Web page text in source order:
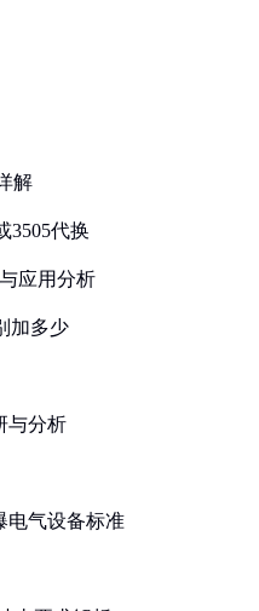
解
3505代换
应用分析
加多少
与分析
电气设备标准